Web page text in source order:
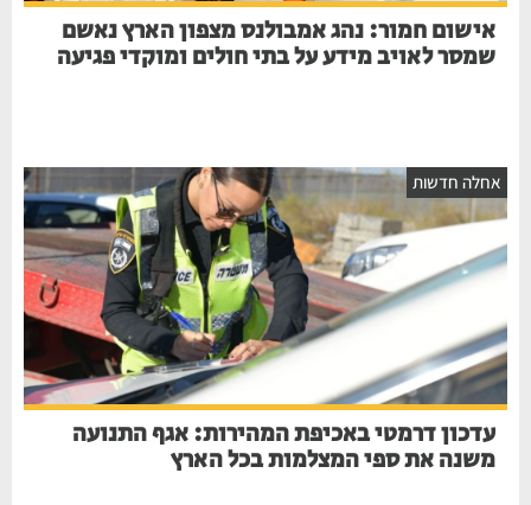
אישום חמור: נהג אמבולנס מצפון הארץ נאשם
שמסר לאויב מידע על בתי חולים ומוקדי פגיעה
אחלה חדשות
עדכון דרמטי באכיפת המהירות: אגף התנועה
משנה את ספי המצלמות בכל הארץ